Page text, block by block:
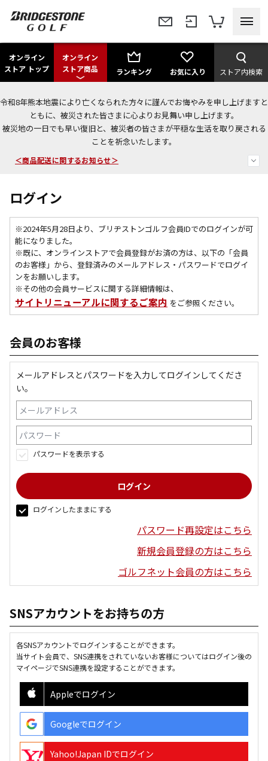
オンライン
ストア トップ
オンライン
ストア商品
ランキング お気に入り ストア内検索
令和8年熊本地震により亡くなられた方々に謹んでお悔やみを申し上げますと
ともに、被災された皆さまに心よりお見舞い申し上げます。
被災地の一日でも早い復旧と、被災者の皆さまが平穏な生活を取り戻される
ことを祈念いたします。
＜夏季休暇中のご注文・発送・お問い合わせ＞
今なら新規会員登録で1,000円OFFクーポンプレゼント！
＜商品配送に関するお知らせ＞
ログイン
※2024年5月28日より、ブリヂストンゴルフ会員IDでのログインが可
能になりました。
※既に、 オンラインストアで会員登録がお済の方は、以下の「会員
のお客様」から、登録済みのメールアドレス・パスワードでログイ
ンをお願いします。
※その他の会員サービスに関する詳細情報は、
サイトリニューアルに関するご案内 をご参照ください。
会員のお客様
メールアドレスとパスワードを入力してログインしてくださ
い。
パスワードを表示する
ログインしたままにする
パスワード再設定はこちら
新規会員登録の方はこちら
ゴルフネット会員の方はこちら
SNSアカウントをお持ちの方
各SNSアカウントでログインすることができます。
当サイト会員で、SNS連携をされていないお客様についてはログイン後の
マイページでSNS連携を設定することができます。
Appleでログイン
Googleでログイン
Yahoo!Japan IDでログイン